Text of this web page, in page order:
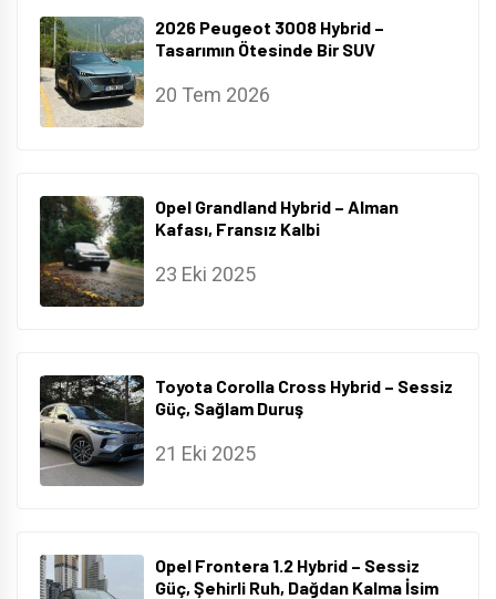
2026 Peugeot 3008 Hybrid –
Tasarımın Ötesinde Bir SUV
20 Tem 2026
Opel Grandland Hybrid – Alman
Kafası, Fransız Kalbi
23 Eki 2025
Toyota Corolla Cross Hybrid – Sessiz
Güç, Sağlam Duruş
21 Eki 2025
Opel Frontera 1.2 Hybrid – Sessiz
Güç, Şehirli Ruh, Dağdan Kalma İsim